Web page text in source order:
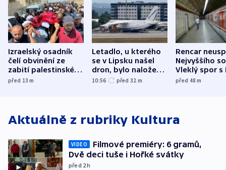
Izraelský osadník
čelí obvinění ze
zabití palestinského
aktivisty
před 13m
Letadlo, u kterého
se v Lipsku našel
dron, bylo naložené
municí, píší média
10:56 před 32 m
Rencar
Nejvyššího
Vleklý spor s
reklamní
před 48m
Aktuálně z rubriky Kultura
VIDEO
Filmové premiéry: 6 gramů,
Dvě deci tuše i Hořké svátky
před 2h